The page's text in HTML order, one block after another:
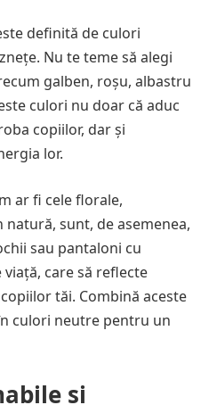
definită de culori
Nu te teme să alegi
galben, roșu, albastru
culori nu doar că aduc
copiilor, dar și
lor.
ar fi cele florale,
sunt, de asemenea,
sau pantaloni cu
care să reflecte
tăi. Combină aceste
culori neutre pentru un
și